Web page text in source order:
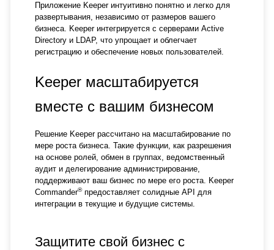
Приложение Keeper интуитивно понятно и легко для
развертывания, независимо от размеров вашего
бизнеса. Keeper интегрируется с серверами Active
Directory и LDAP, что упрощает и облегчает
регистрацию и обеспечение новых пользователей.
Keeper масштабируется
вместе с вашим бизнесом
Решение Keeper рассчитано на масштабирование по
мере роста бизнеса. Такие функции, как разрешения
на основе ролей, обмен в группах, ведомственный
аудит и делегирование администрирование,
поддерживают ваш бизнес по мере его роста. Keeper
Commander®предоставляет солидные API для
интеграции в текущие и будущие системы.
Защитите свой бизнес с